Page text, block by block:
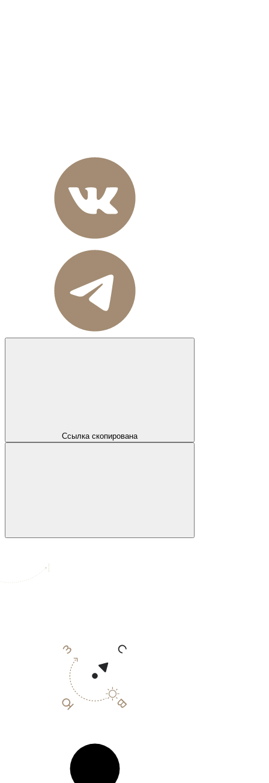
Ссылка скопирована